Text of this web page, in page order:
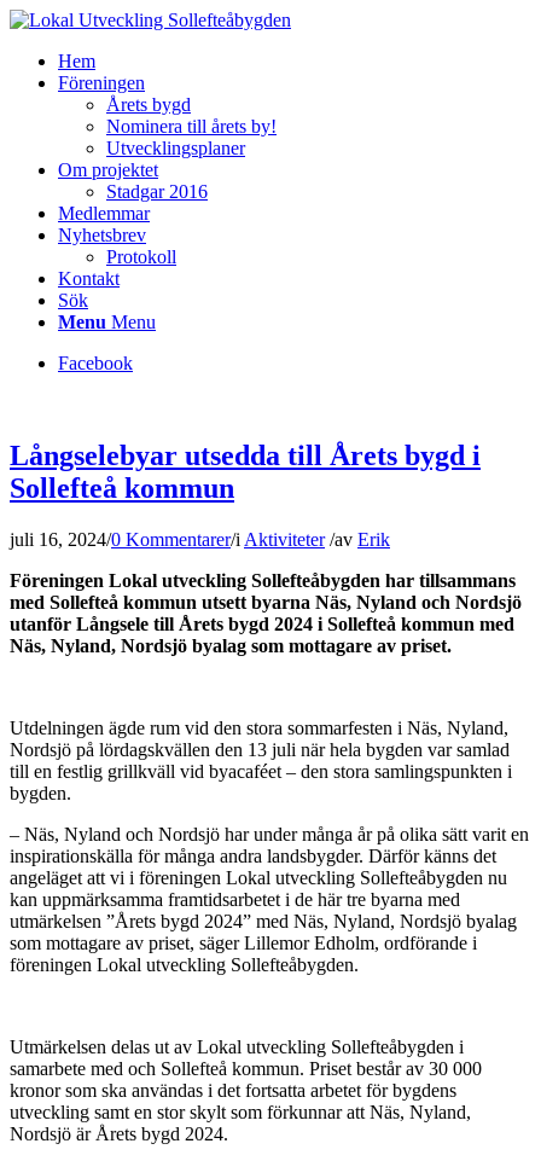
Hem
Föreningen
Årets bygd
Nominera till årets by!
Utvecklingsplaner
Om projektet
Stadgar 2016
Medlemmar
Nyhetsbrev
Protokoll
Kontakt
Sök
Menu Menu
Facebook
Långselebyar utsedda till Årets bygd i
Sollefteå kommun
juli 16, 2024/0 Kommentarer/i Aktiviteter /av Erik
Föreningen Lokal utveckling Sollefteåbygden har tillsammans
med Sollefteå kommun utsett byarna Näs, Nyland och Nordsjö
utanför Långsele till Årets bygd 2024 i Sollefteå kommun med
Näs, Nyland, Nordsjö byalag som mottagare av priset.
Utdelningen ägde rum vid den stora sommarfesten i Näs, Nyland,
Nordsjö på lördagskvällen den 13 juli när hela bygden var samlad
till en festlig grillkväll vid byacaféet – den stora samlingspunkten i
bygden.
– Näs, Nyland och Nordsjö har under många år på olika sätt varit en
inspirationskälla för många andra landsbygder. Därför känns det
angeläget att vi i föreningen Lokal utveckling Sollefteåbygden nu
kan uppmärksamma framtidsarbetet i de här tre byarna med
utmärkelsen ”Årets bygd 2024” med Näs, Nyland, Nordsjö byalag
som mottagare av priset, säger Lillemor Edholm, ordförande i
föreningen Lokal utveckling Sollefteåbygden.
Utmärkelsen delas ut av Lokal utveckling Sollefteåbygden i
samarbete med och Sollefteå kommun. Priset består av 30 000
kronor som ska användas i det fortsatta arbetet för bygdens
utveckling samt en stor skylt som förkunnar att Näs, Nyland,
Nordsjö är Årets bygd 2024.